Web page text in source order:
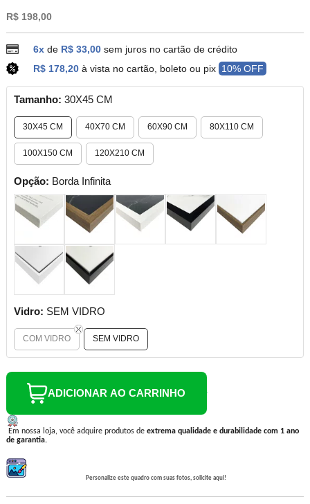
R$ 198,00
6xde R$ 33,00 sem juros no cartão de crédito
R$ 178,20 à vista no cartão, boleto ou pix 10% OFF
Tamanho: 30X45 CM
30X45 CM 40X70 CM 60X90 CM 80X110 CM
100X150 CM 120X210 CM
Opção: Borda Infinita
Vidro: SEM VIDRO
COM VIDRO SEM VIDRO
ADICIONAR AO CARRINHO
Em nossa loja, você adquire produtos de extrema qualidade e durabilidade com 1 ano
de garantia.
Personalize este quadro com suas fotos, solicite aqui!